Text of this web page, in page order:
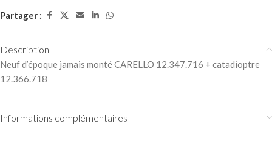
Partager :
Description
Neuf d’époque jamais monté CARELLO 12.347.716 + catadioptre
12.366.718
Informations complémentaires